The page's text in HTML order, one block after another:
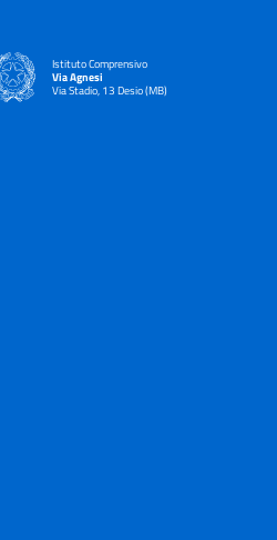
Istituto Comprensivo
Via Agnesi
Via Stadio, 13 Desio (MB)
— Visita la pagina iniziale della scuola